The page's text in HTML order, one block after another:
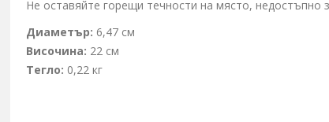
Не оставяйте горещи течности на място, недостъпно
Диаметър: 6,47 см
Височина: 22 см
Тегло: 0,22 кг